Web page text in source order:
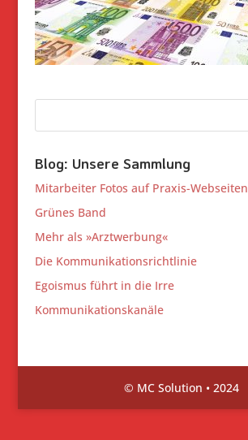
Blog: Unsere Sammlung
Mitarbeiter Fotos auf Praxis-Webseiten
Grünes Band
Mehr als »Arztwerbung«
Die Kommunikationsrichtlinie
Egoismus führt in die Irre
Kommunikationskanäle
© MC Solution • 2024